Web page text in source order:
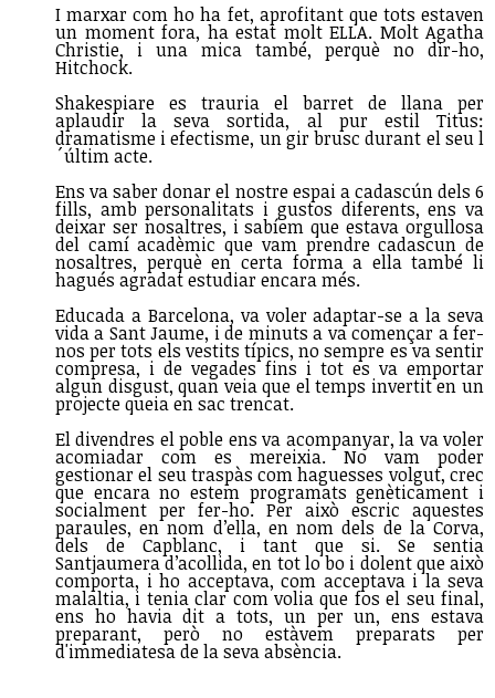
I marxar com ho ha fet, aprofitant que tots estaven
un moment fora, ha estat molt ELLA. Molt Agatha
Christie, i una mica també, perquè no dir-ho,
Hitchock.
Shakespiare es trauria el barret de llana per
aplaudir la seva sortida, al pur estil Titus:
dramatisme i efectisme, un gir brusc durant el seu l
´últim acte.
Ens va saber donar el nostre espai a cadascún dels 6
fills, amb personalitats i gustos diferents, ens va
deixar ser nosaltres, i sabíem que estava orgullosa
del camí acadèmic que vam prendre cadascun de
nosaltres, perquè en certa forma a ella també li
hagués agradat estudiar encara més.
Educada a Barcelona, va voler adaptar-se a la seva
vida a Sant Jaume, i de minuts a va començar a fer-
nos per tots els vestits típics, no sempre es va sentir
compresa, i de vegades fins i tot es va emportar
algun disgust, quan veia que el temps invertit en un
projecte queia en sac trencat.
El divendres el poble ens va acompanyar, la va voler
acomiadar com es mereixia. No vam poder
gestionar el seu traspàs com haguesses volgut, crec
que encara no estem programats genèticament i
socialment per fer-ho. Per això escric aquestes
paraules, en nom d’ella, en nom dels de la Corva,
dels de Capblanc, i tant que si. Se sentia
Santjaumera d’acollida, en tot lo bo i dolent que això
comporta, i ho acceptava, com acceptava i la seva
malaltia, i tenia clar com volia que fos el seu final,
ens ho havia dit a tots, un per un, ens estava
preparant, però no estàvem preparats per
d'immediatesa de la seva absència.